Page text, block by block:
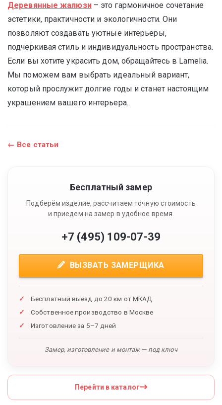
Деревянные жалюзи– это гармоничное сочетание
эстетики, практичности и экологичности. Они
позволяют создавать уютные интерьеры,
подчёркивая стиль и индивидуальность пространства.
Если вы хотите украсить дом, обращайтесь в Lamelia.
Мы поможем вам выбрать идеальный вариант,
который прослужит долгие годы и станет настоящим
украшением вашего интерьера.
← Все статьи
Бесплатный замер
Подберём изделие, рассчитаем точную стоимость
и приедем на замер в удобное время.
+7 (495) 109-07-39
ВЫЗВАТЬ ЗАМЕРЩИКА
Бесплатный выезд до 20 км от МКАД
Собственное производство в Москве
Изготовление за 5–7 дней
Замер, изготовление и монтаж — под ключ
Перейти в каталог